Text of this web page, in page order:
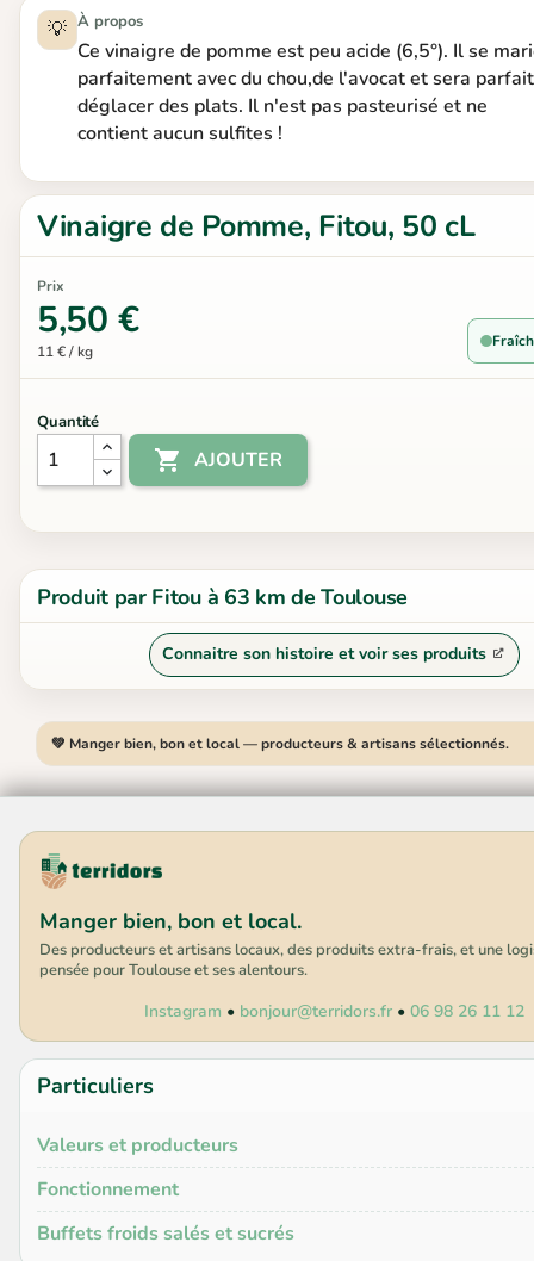
💡 À propos
Ce vinaigre de pomme est peu acide (6,5°). Il se
parfaitement avec du chou,de l'avocat et sera
déglacer des plats. Il n'est pas pasteurisé et ne
contient aucun sulfites !
Vinaigre de Pomme, Fitou, 50 cL
Prix
5,50 €
11 € / kg
Quantité
 AJOUTER
Produit par Fitou à 63 km de Toulouse
Connaitre son histoire et voir ses produits
💚 Manger bien, bon et local — producteurs & artisans sélectionnés.
Manger bien, bon et local.
Des producteurs et artisans locaux, des produits extra-frais, et une
pensée pour Toulouse et ses alentours.
Instagram • bonjour@terridors.fr• 06 98 26 11 12
Particuliers
Valeurs et producteurs
Fonctionnement
Buffets froids salés et sucrés